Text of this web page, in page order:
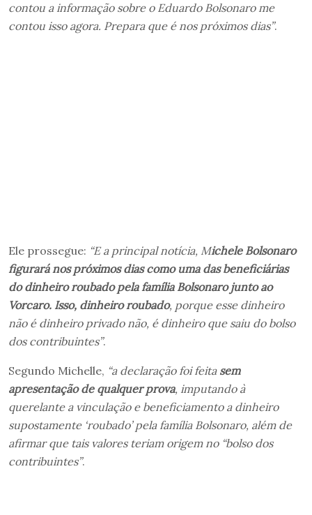
contou a informação sobre o Eduardo Bolsonaro me
contou isso agora. Prepara que é nos próximos dias”.
Ele prossegue: “E a principal notícia, Michele Bolsonaro
figurará nos próximos dias como uma das beneficiárias
do dinheiro roubado pela família Bolsonaro junto ao
Vorcaro. Isso, dinheiro roubado, porque esse dinheiro
não é dinheiro privado não, é dinheiro que saiu do bolso
dos contribuintes”.
Segundo Michelle, “a declaração foi feita sem
apresentação de qualquer prova, imputando à
querelante a vinculação e beneficiamento a dinheiro
supostamente ‘roubado’ pela família Bolsonaro, além de
afirmar que tais valores teriam origem no “bolso dos
contribuintes”.